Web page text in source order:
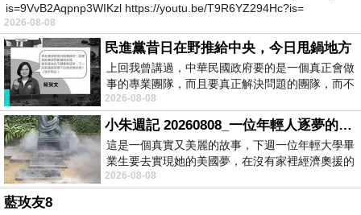
is=9VvB2Aqpnp3WIKzl https://youtu.be/T9R6YZ294Hc?is=
2026-08-08
民進黨昔日在野推給中央，今日甩鍋地方
上回我曾講過，中華民國政府要的是一個真正會做
事的專業團隊，而且要真正解決問題的團隊，而不
是只會到處甩鍋的雙標團隊，最近民進黨
2026-08-08
小朱週記 20260808_一位年輕人逐夢的真實故事
這是一個真實又美麗的故事，下週一位年輕大學畢
業生要去實現她的美國夢，在沒有家裡經濟奧援的
情況下，靠著自我努力工作累積出國基
2026-08-08
藍玫友8